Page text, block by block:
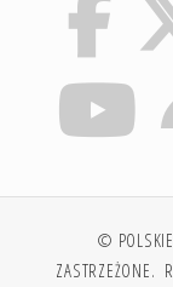
©
ZASTRZEŻONE.